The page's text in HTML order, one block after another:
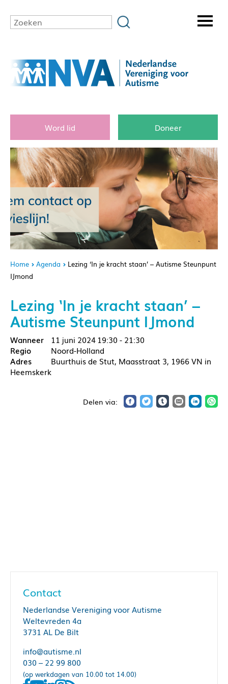
Word lid Doneer
Home Agenda
Lezing ‘In je kracht staan’ – Autisme Steunpunt
IJmond
Lezing ‘In je kracht staan’ –
Autisme Steunpunt IJmond
11 juni 2024 19:30 - 21:30
Noord-Holland
Buurthuis de Stut, Maasstraat 3, 1966 VN in
Heemskerk
Contact
Nederlandse Vereniging voor Autisme
Weltevreden 4a
3731 AL De Bilt
info@autisme.nl
030 – 22 99 800
(op werkdagen van 10.00 tot 14.00)